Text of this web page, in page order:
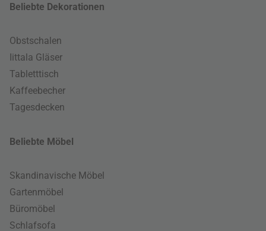
Beliebte Dekorationen
Obstschalen
Iittala Gläser
Tabletttisch
Kaffeebecher
Tagesdecken
Beliebte Möbel
Skandinavische Möbel
Gartenmöbel
Büromöbel
Schlafsofa